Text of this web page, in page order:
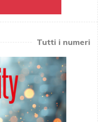
Tutti i numeri